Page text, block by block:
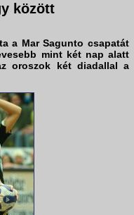
között
a Mar Sagunto csapatát
mint két nap alatt
oroszok két diadallal a